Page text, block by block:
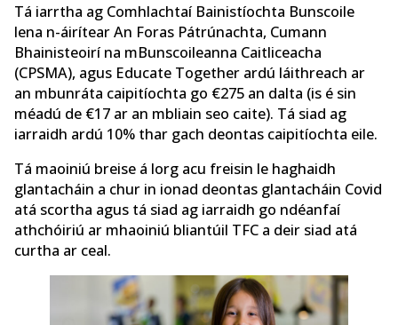
Tá iarrtha ag Comhlachtaí Bainistíochta Bunscoile
lena n-áirítear An Foras Pátrúnachta, Cumann
Bhainisteoirí na mBunscoileanna Caitliceacha
(CPSMA), agus Educate Together ardú láithreach ar
an mbunráta caipitíochta go €275 an dalta (is é sin
méadú de €17 ar an mbliain seo caite). Tá siad ag
iarraidh ardú 10% thar gach deontas caipitíochta eile.
Tá maoiniú breise á lorg acu freisin le haghaidh
glantacháin a chur in ionad deontas glantacháin Covid
atá scortha agus tá siad ag iarraidh go ndéanfaí
athchóiriú ar mhaoiniú bliantúil TFC a deir siad atá
curtha ar ceal.